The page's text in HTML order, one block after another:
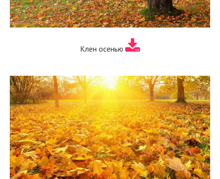
Клен осенью